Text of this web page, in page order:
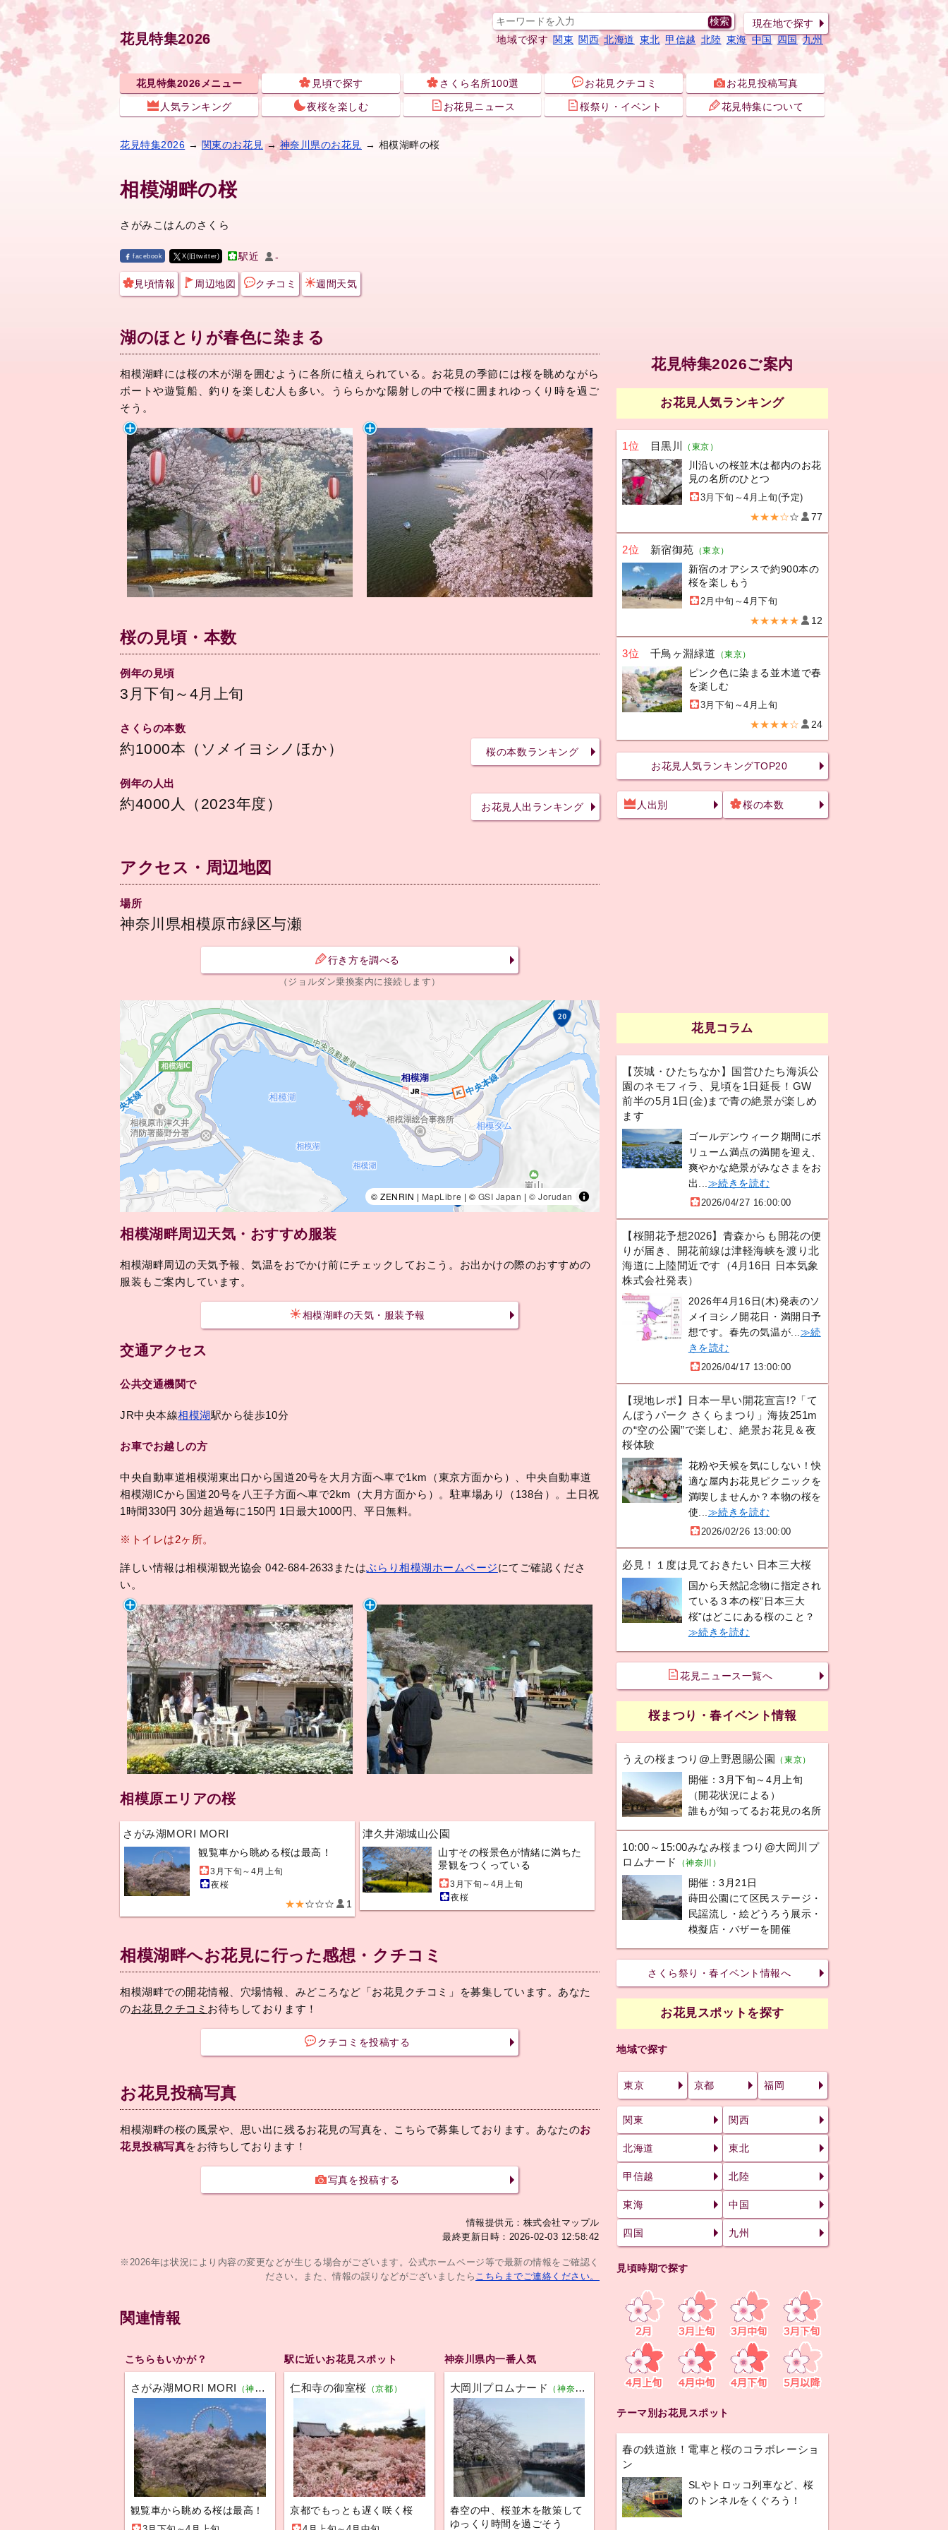
花見特集2026
現在地で探す
地域で探す 関東 関西 北海道 東北 甲信越 北陸 東海 中国 四国 九州
花見特集2026メニュー 見頃で探す さくら名所100選 お花見クチコミ お花見投稿写真
人気ランキング 夜桜を楽しむ お花見ニュース 桜祭り・イベント 花見特集について
花見特集2026 → 関東のお花見 →神奈川県のお花見 → 相模湖畔の桜
相模湖畔の桜
さがみこはんのさくら
facebook X(旧twitter) 駅近 -
見頃情報 周辺地図 クチコミ 週間天気
湖のほとりが春色に染まる
相模湖畔には桜の木が湖を囲むように各所に植えられている。お花見の季節には桜を眺めながら
ボートや遊覧船、釣りを楽しむ人も多い。うららかな陽射しの中で桜に囲まれゆっくり時を過ご
そう。
桜の見頃・本数
例年の見頃
3月下旬～4月上旬
さくらの本数
約1000本（ソメイヨシノほか） 桜の本数ランキング
例年の人出
約4000人（2023年度） お花見人出ランキング
アクセス・周辺地図
場所
神奈川県相模原市緑区与瀬
行き方を調べる
（ジョルダン乗換案内に接続します）
© ZENRIN | MapLibre | © GSI Japan |© Jorudan
相模湖畔周辺天気・おすすめ服装
相模湖畔周辺の天気予報、気温をおでかけ前にチェックしておこう。お出かけの際のおすすめの
服装もご案内しています。
相模湖畔の天気・服装予報
交通アクセス
公共交通機関で
JR中央本線相模湖駅から徒歩10分
お車でお越しの方
中央自動車道相模湖東出口から国道20号を大月方面へ車で1km（東京方面から）、中央自動車道
相模湖ICから国道20号を八王子方面へ車で2km（大月方面から）。駐車場あり（138台）。土日祝
1時間330円 30分超過毎に150円 1日最大1000円、平日無料。
※トイレは2ヶ所。
詳しい情報は相模湖観光協会 042-684-2633またはぶらり相模湖ホームページにてご確認くださ
い。
相模原エリアの桜
さがみ湖MORI MORI
観覧車から眺める桜は最高！
3月下旬～4月上旬
夜桜
★★☆☆☆ 1
津久井湖城山公園
山すその桜景色が情緒に満ちた
景観をつくっている
3月下旬～4月上旬
夜桜
相模湖畔へお花見に行った感想・クチコミ
相模湖畔での開花情報、穴場情報、みどころなど「お花見クチコミ」を募集しています。あなた
のお花見クチコミ お待ちしております！
クチコミを投稿する
お花見投稿写真
相模湖畔の桜の風景や、思い出に残るお花見の写真を、こちらで募集しております。あなたのお
花見投稿写真をお待ちしております！
写真を投稿する
情報提供元：株式会社マップル
最終更新日時：2026-02-03 12:58:42
※2026年は状況により内容の変更などが生じる場合がございます。公式ホームページ等で最新の情報をご確認く
ださい。また、情報の誤りなどがございましたら こちらまでご連絡ください。
関連情報
こちらもいかが？
さがみ湖MORI MORI （神奈川）
観覧車から眺める桜は最高！
駅に近いお花見スポット
仁和寺の御室桜 （京都）
京都でもっとも遅く咲く桜
神奈川県内一番人気
大岡川プロムナード （神奈川）
春空の中、桜並木を散策して
ゆっくり時間を過ごそう
花見特集2026ご案内
お花見人気ランキング
1位 目黒川 （東京）
川沿いの桜並木は都内のお花
見の名所のひとつ
3月下旬～4月上旬(予定)
★★★☆☆ 77
2位 新宿御苑 （東京）
新宿のオアシスで約900本の
桜を楽しもう
2月中旬～4月下旬
★★★★★ 12
3位 千鳥ヶ淵緑道 （東京）
ピンク色に染まる並木道で春
を楽しむ
3月下旬～4月上旬
★★★★☆ 24
お花見人気ランキングTOP20
人出別 桜の本数
花見コラム
【茨城・ひたちなか】国営ひたち海浜公
園のネモフィラ、見頃を1日延長！GW
前半の5月1日(金)まで青の絶景が楽しめ
ます
ゴールデンウィーク期間にボ
リューム満点の満開を迎え、
爽やかな絶景がみなさまをお
出... ≫続きを読む
2026/04/27 16:00:00
【桜開花予想2026】青森からも開花の便
りが届き、開花前線は津軽海峡を渡り北
海道に上陸間近です（4月16日 日本気象
株式会社発表）
2026年4月16日(木)発表のソ
メイヨシノ開花日・満開日予
想です。春先の気温が... ≫続
きを読む
2026/04/17 13:00:00
【現地レポ】日本一早い開花宣言!?「て
んぼうパーク さくらまつり」海抜251m
の“空の公園”で楽しむ、絶景お花見＆夜
桜体験
花粉や天候を気にしない！快
適な屋内お花見ピクニックを
満喫しませんか？本物の桜を
使... ≫続きを読む
2026/02/26 13:00:00
必見！１度は見ておきたい 日本三大桜
国から天然記念物に指定され
ている３本の桜”日本三大
桜”はどこにある桜のこと？
≫続きを読む
花見ニュース一覧へ
桜まつり・春イベント情報
うえの桜まつり@上野恩賜公園 （東京）
開催：3月下旬～4月上旬
（開花状況による）
誰もが知ってるお花見の名所
10:00～15:00みなみ桜まつり@大岡川プ
ロムナード
（神奈川）
開催：3月21日
蒔田公園にて区民ステージ・
民謡流し・絵どうろう展示・
模擬店・バザーを開催
さくら祭り・春イベント情報へ
お花見スポットを探す
地域で探す
東京 京都 福岡
関東 関西
北海道 東北
甲信越 北陸
東海 中国
四国 九州
見頃時期で探す
テーマ別お花見スポット
春の鉄道旅！電車と桜のコラボレーショ
ン
SLやトロッコ列車など、桜
のトンネルをくぐろう！